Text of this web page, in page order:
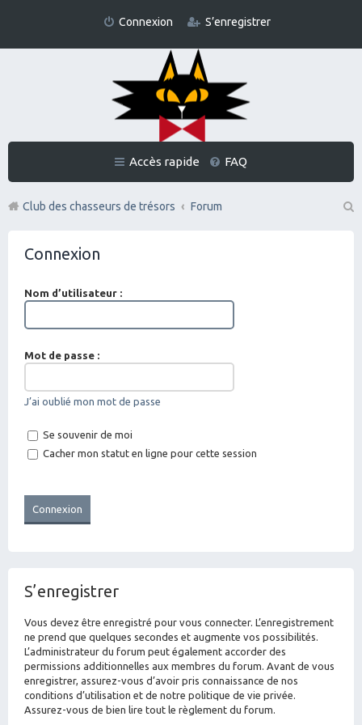
Connexion S’enregistrer
Accès rapide FAQ
Club des chasseurs de trésors
Forum
Connexion
Nom d’utilisateur :
Mot de passe :
J’ai oublié mon mot de passe
Se souvenir de moi
Cacher mon statut en ligne pour cette session
S’enregistrer
Vous devez être enregistré pour vous connecter. L’enregistrement
ne prend que quelques secondes et augmente vos possibilités.
L’administrateur du forum peut également accorder des
permissions additionnelles aux membres du forum. Avant de vous
enregistrer, assurez-vous d’avoir pris connaissance de nos
conditions d’utilisation et de notre politique de vie privée.
Assurez-vous de bien lire tout le règlement du forum.